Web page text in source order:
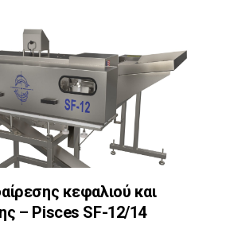
κεφαλιού και
– Pisces SF-12/14